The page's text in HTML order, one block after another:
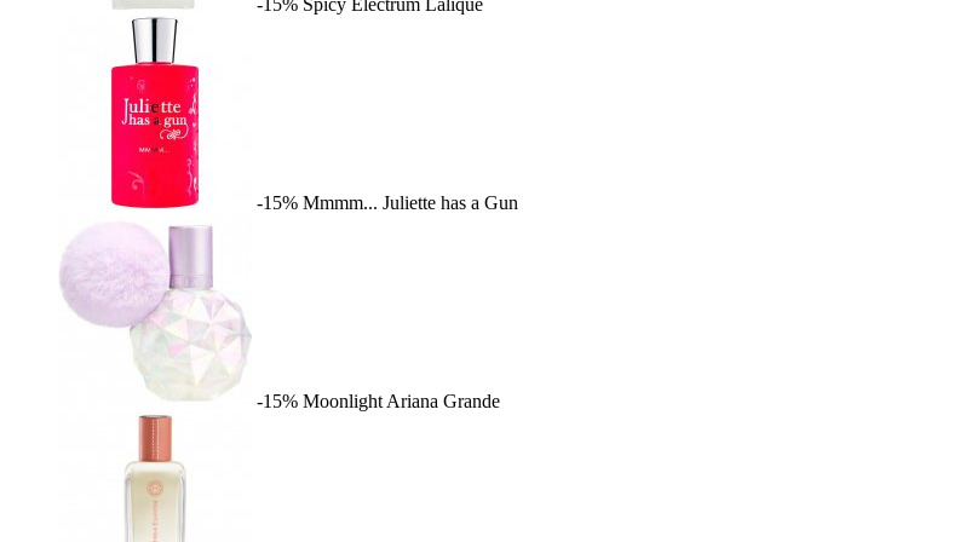
-15% Spicy Electrum Lalique
-15% Mmmm... Juliette has a Gun
-15% Moonlight Ariana Grande